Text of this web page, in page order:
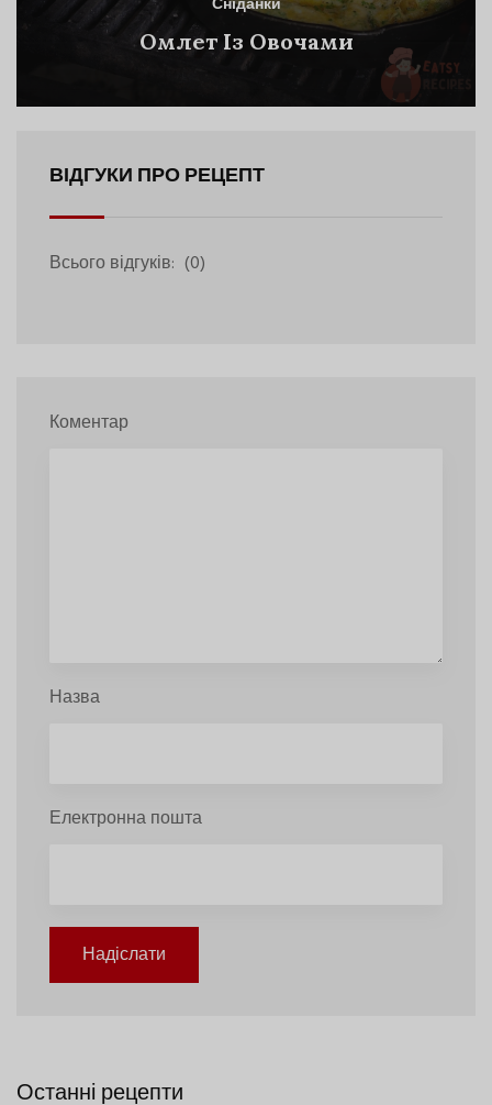
Сніданки
Омлет Із Овочами
ВІДГУКИ ПРО РЕЦЕПТ
Всього відгуків: (0)
Коментар
Назва
Електронна пошта
Надіслати
Останні рецепти